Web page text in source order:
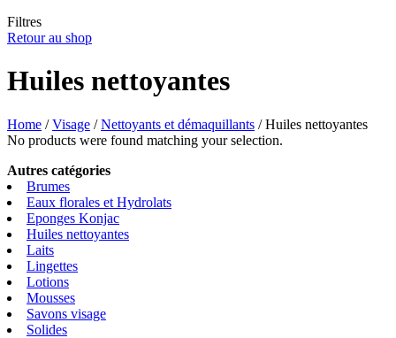
Filtres
Retour au shop
Huiles nettoyantes
Home /Visage /Nettoyants et démaquillants / Huiles nettoyantes
No products were found matching your selection.
Autres catégories
Brumes
Eaux florales et Hydrolats
Eponges Konjac
Huiles nettoyantes
Laits
Lingettes
Lotions
Mousses
Savons visage
Solides